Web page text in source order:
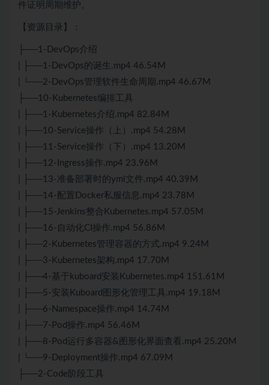
件证明周期维护。
【资源目录】：
├──1-DevOps介绍
| ├──1-DevOps的诞生.mp4 46.54M
| └──2-DevOps管理软件生命周期.mp4 46.67M
├──10-Kubernetes编排工具
| ├──1-Kubernetes介绍.mp4 82.84M
| ├──10-Service操作（上）.mp4 54.28M
| ├──11-Service操作（下）.mp4 13.20M
| ├──12-Ingress操作.mp4 23.96M
| ├──13-准备部署时的yml文件.mp4 40.39M
| ├──14-配置Docker私服信息.mp4 23.78M
| ├──15-Jenkins整合Kubernetes.mp4 57.05M
| ├──16-自动化CI操作.mp4 56.86M
| ├──2-Kubernetes管理容器的方式.mp4 9.24M
| ├──3-Kubernetes架构.mp4 17.70M
| ├──4-基于kuboard安装Kubernetes.mp4 151.61M
| ├──5-安装Kuboard图形化管理工具.mp4 19.18M
| ├──6-Namespace操作.mp4 14.74M
| ├──7-Pod操作.mp4 56.46M
| ├──8-Pod运行多容器&图形化界面查看.mp4 25.20M
| └──9-Deployment操作.mp4 67.09M
├──2-Code阶段工具